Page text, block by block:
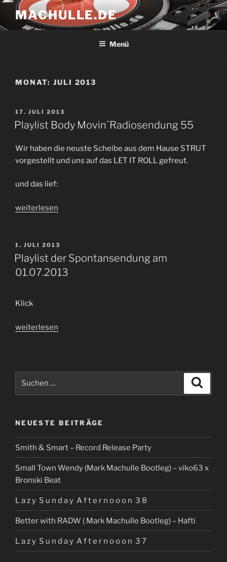
Zum
Inhalt
springen
MACHULLE.DE
Menü
MONAT: JULI 2013
VERÖFFENTLICHT
AM
17. JULI 2013
Playlist Body Movin´Radiosendung 55
Wir haben die neuste Scheibe aus dem Hause STRUT
vorgestellt und uns auf das LET IT ROLL gefreut.
und das lief:
„Playlist
´Radiosendung
55“
weiterlesen
VERÖFFENTLICHT
AM
1. JULI 2013
Playlist der Spontansendung am
01.07.2013
Klick
„Playlist
01.07.2013“
weiterlesen
NEUESTE BEITRÄGE
Smith & Smart – Record Release Party
Small Town Wendy (Mark Machulle Bootleg) – viko63 x
Bronski Beat
L a z y S u n d a y A f t e r n o o o n 3 8
Better with RADW ( Mark Machulle Bootleg) – Hafti
L a z y S u n d a y A f t e r n o o o n 3 7